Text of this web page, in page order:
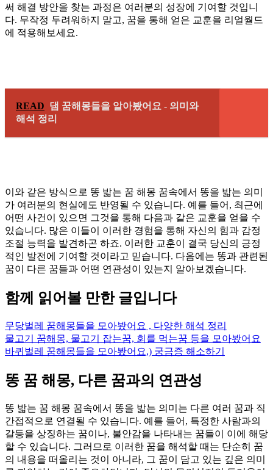
써 해결 방안을 찾는 과정은 여러분의 성장에 기여할 것입니
다. 무작정 두려워하지 말고, 꿈을 통해 얻은 교훈을 리얼월드
에 적용해보세요.
READ 댐 꿈해몽들을 알아봤어요 - 의미와
해석 정리
이와 같은 방식으로 똥 밟는 꿈 해몽 꿈속에서 똥을 밟는 의미
가 여러분의 현실에도 반영될 수 있습니다. 예를 들어, 최근에
어떤 사건이 있으면 그것을 통해 다음과 같은 교훈을 얻을 수
있습니다. 많은 이들이 이러한 경험을 통해 자신의 힘과 감정
조절 능력을 발견하곤 하죠. 이러한 교훈이 결국 당신의 긍정
적인 발전에 기여할 것이라고 믿습니다. 다음에는 똥과 관련된
꿈이 다른 꿈들과 어떤 연관성이 있는지 알아보겠습니다.
함께 읽어볼 만한 글입니다
무당벌레 꿈해몽들을 모아봤어요 , 다양한 해석 정리
물고기 꿈해몽, 물고기 잡는꿈, 회를 먹는꿈 등을 모아봤어요
바퀴벌레 꿈해몽들을 모아봤어요,) 궁금증 해소하기
똥 꿈 해몽, 다른 꿈과의 연관성
똥 밟는 꿈 해몽 꿈속에서 똥을 밟는 의미는 다른 여러 꿈과 직
간접적으로 연결될 수 있습니다. 예를 들어, 특정한 사람과의
갈등을 상징하는 꿈이나, 불안감을 나타내는 꿈들이 이에 해당
할 수 있습니다. 그러므로 이러한 꿈을 해석할 때는 단순히 꿈
의 내용을 떠올리는 것이 아니라, 그 꿈이 담고 있는 깊은 의미